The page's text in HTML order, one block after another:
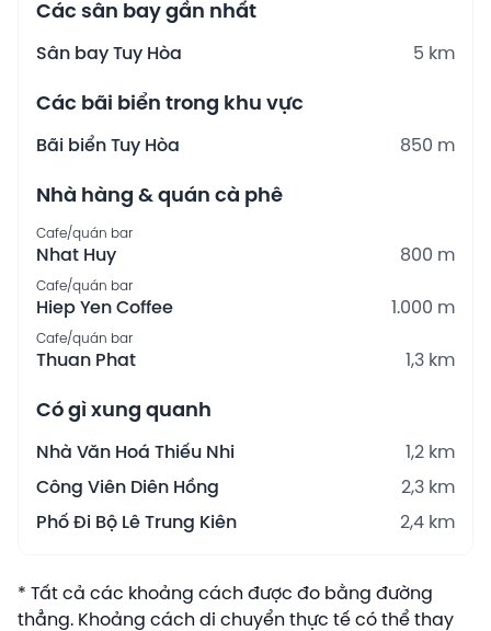
Các sân bay gần nhất
Sân bay Tuy Hòa 5 km
Các bãi biển trong khu vực
Bãi biển Tuy Hòa 850 m
Nhà hàng & quán cà phê
Cafe/quán bar
Nhat Huy 800 m
Cafe/quán bar
Hiep Yen Coffee 1.000 m
Cafe/quán bar
Thuan Phat 1,3 km
Có gì xung quanh
Nhà Văn Hoá Thiếu Nhi
1,2 km
Công Viên Diên Hồng
2,3 km
Phố Đi Bộ Lê Trung Kiên
2,4 km
* Tất cả các khoảng cách được đo bằng đường
thẳng. Khoảng cách di chuyển thực tế có thể thay